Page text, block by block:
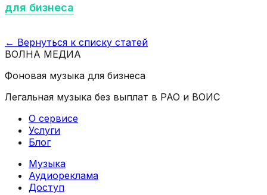
для бизнеса
← Вернуться к списку статей
ВОЛНА МЕДИА
Фоновая музыка для бизнеса
Легальная музыка без выплат в РАО и ВОИС
О сервисе
Услуги
Блог
Музыка
Аудиореклама
Доступ